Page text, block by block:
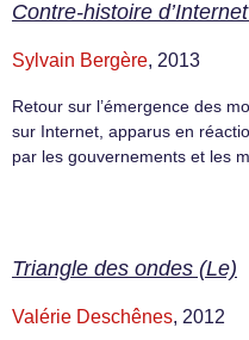
Contre-histoire
Sylvain Bergère, 2013
Retour sur l’émergence des
sur Internet, apparus en
par les gouvernements et les
Triangle des ondes (Le)
Valérie Deschênes, 2012